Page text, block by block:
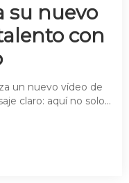
su nuevo
con
un nuevo vídeo de
claro: aquí no solo...